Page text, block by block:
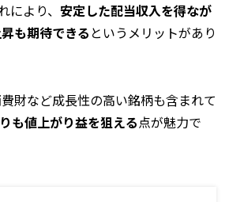
により、 安定した配当収入を得なが
も期待できる というメリットがあり
財など成長性の高い銘柄も含まれて
も値上がり益を狙える点が魅力で